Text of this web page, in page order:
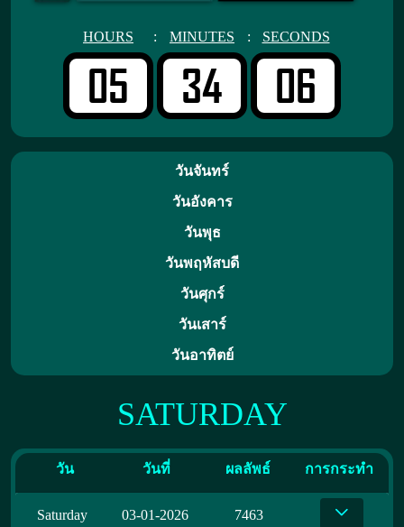
HOURS
05
: MINUTES
34
: SECONDS
06
วันจันทร์
วันอังคาร
วันพุธ
วันพฤหัสบดี
วันศุกร์
วันเสาร์
วันอาทิตย์
SATURDAY
วัน วันที่ ผลลัพธ์ การกระทำ
Saturday 03-01-2026 7463